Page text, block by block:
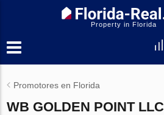
Property in Florida
Promotores en Florida
WB GOLDEN POINT LLC